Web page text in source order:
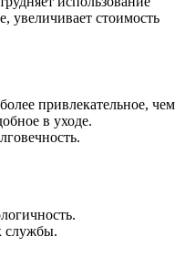
увеличивает стоимость
привлекательное, чем
в уходе.
службы.